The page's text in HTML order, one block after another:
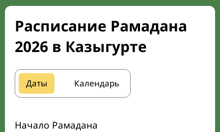
Расписание Рамадана
2026 в Казыгурте
Даты Календарь
Начало Рамадана